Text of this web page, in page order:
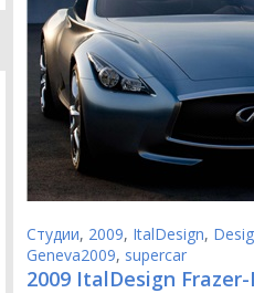
Студии, 2009, ItalDesign,
Geneva2009, supercar
2009 ItalDesign